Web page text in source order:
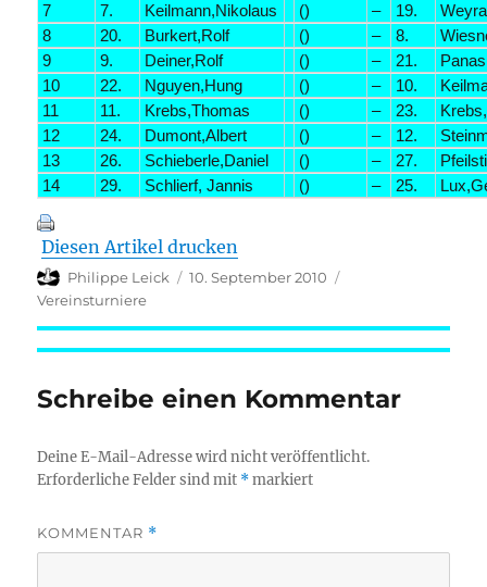
7
7. Keilmann,Nikolaus () – 19.
8
20. Burkert,Rolf () – 8.
9
9. Deiner,Rolf () – 21.
10
22. Nguyen,Hung () – 10.
11
11. Krebs,Thomas () – 23.
12
24. Dumont,Albert () – 12.
13
26. Schieberle,Daniel () – 27.
14
29. Schlierf, Jannis () – 25.
Diesen Artikel drucken
Autor
Philippe Leick
Veröffentlicht
10. September 2010
Vereinsturniere
Schreibe einen Kommentar
Deine E-Mail-Adresse wird nicht veröffentlicht.
Erforderliche Felder sind mit *markiert
KOMMENTAR *